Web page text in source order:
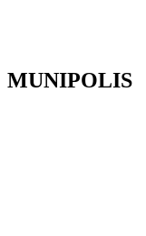
MUNIPOLIS